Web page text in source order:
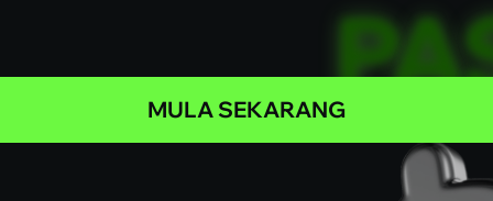
MULA SEKARANG